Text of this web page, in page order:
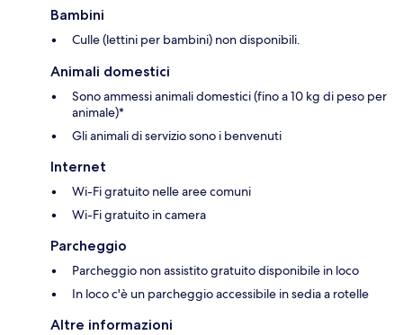
Bambini
Culle (lettini per bambini) non disponibili.
Animali domestici
Sono ammessi animali domestici (fino a 10 kg di peso per
animale)*
Gli animali di servizio sono i benvenuti
Internet
Wi-Fi gratuito nelle aree comuni
Wi-Fi gratuito in camera
Parcheggio
Parcheggio non assistito gratuito disponibile in loco
In loco c'è un parcheggio accessibile in sedia a rotelle
Altre informazioni